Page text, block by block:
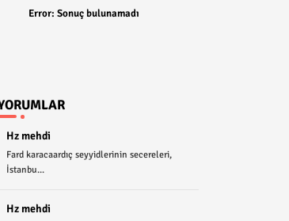
Error: Sonuç bulunamadı
Hz mehdi
Fard karacaardıç seyyidlerinin secereleri,
İstanbu...
Hz mehdi